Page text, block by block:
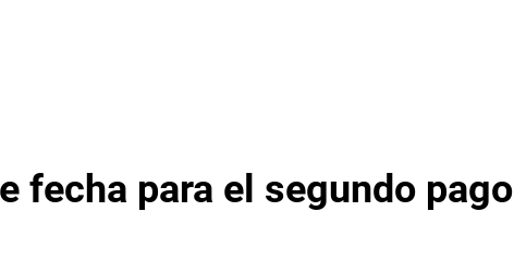
fecha para el segundo pago